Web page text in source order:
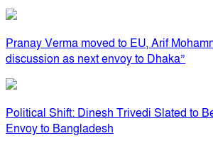
Pranay Verma moved to EU, Arif
discussion as next envoy to Dhaka”
Political Shift: Dinesh Trivedi Slated to
Envoy to Bangladesh